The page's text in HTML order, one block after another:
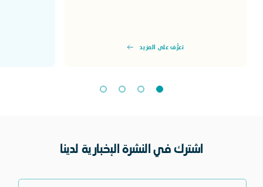
تعرَّف على المزيد
اشترك في النشرة الإخبارية لدينا